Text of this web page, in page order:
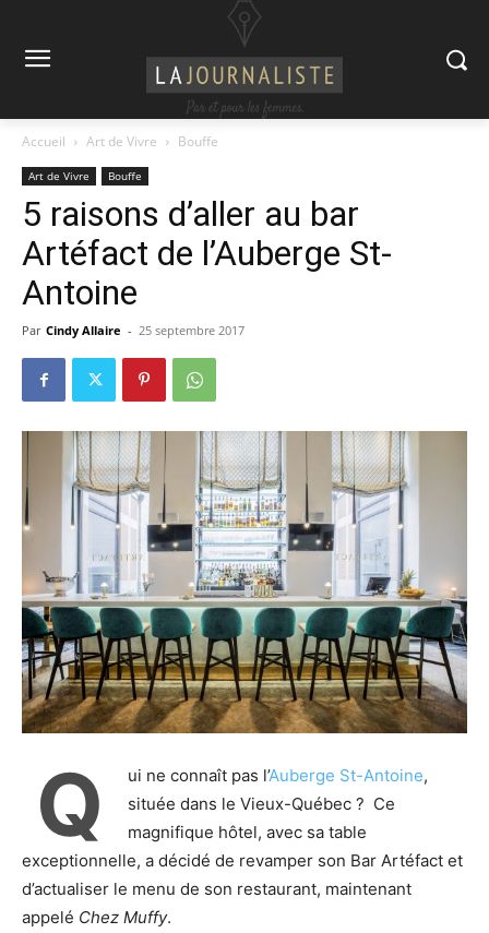
Accueil Art de Vivre Bouffe
Art de Vivre Bouffe
5 raisons d’aller au bar
Artéfact de l’Auberge St-
Antoine
Par Cindy Allaire - 25 septembre 2017
Q ui ne connaît pas l’Auberge St-Antoine,
située dans le Vieux-Québec ? Ce
magnifique hôtel, avec sa table
exceptionnelle, a décidé de revamper son Bar Artéfact et
d’actualiser le menu de son restaurant, maintenant
appelé Chez Muffy.